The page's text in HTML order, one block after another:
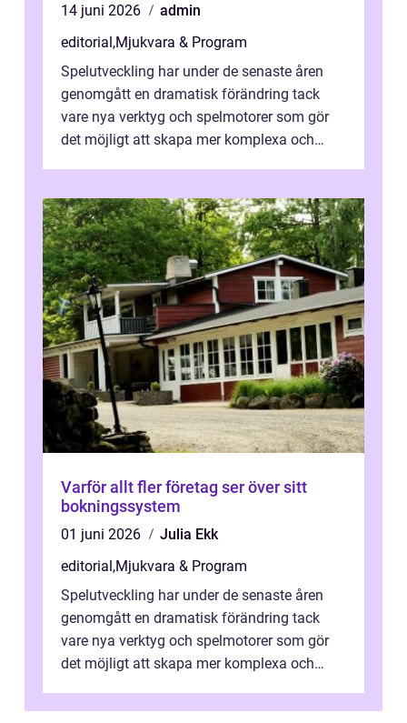
14 juni 2026
admin
editorial,Mjukvara & Program
Spelutveckling har under de senaste åren
genomgått en dramatisk förändring tack
vare nya verktyg och spelmotorer som gör
det möjligt att skapa mer komplexa och
Varför allt fler företag ser över sitt
bokningssystem
01 juni 2026
Julia Ekk
editorial,Mjukvara & Program
Spelutveckling har under de senaste åren
genomgått en dramatisk förändring tack
vare nya verktyg och spelmotorer som gör
det möjligt att skapa mer komplexa och